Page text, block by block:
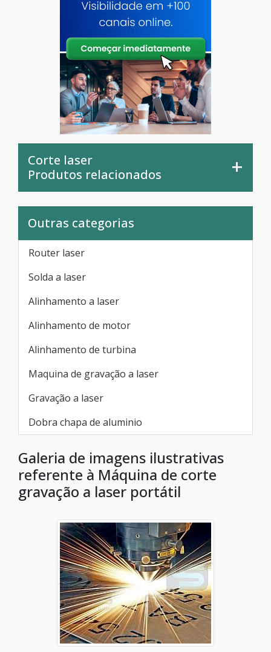
Corte laser
Produtos relacionados
Outras categorias
Router laser
Solda a laser
Alinhamento a laser
Alinhamento de motor
Alinhamento de turbina
Maquina de gravação a laser
Gravação a laser
Dobra chapa de aluminio
Galeria de imagens ilustrativas
referente à Máquina de corte
gravação a laser portátil